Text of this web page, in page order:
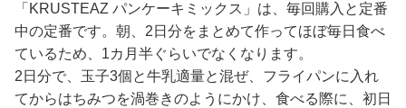
「KRUSTEAZ パンケーキミックス」は、毎回購入と定番
中の定番です。朝、2日分をまとめて作ってほぼ毎日食べ
ているため、1カ月半ぐらいでなくなります。
2日分で、玉子3個と牛乳適量と混ぜ、フライパンに入れ
てからはちみつを渦巻きのようにかけ、食べる際に、初日